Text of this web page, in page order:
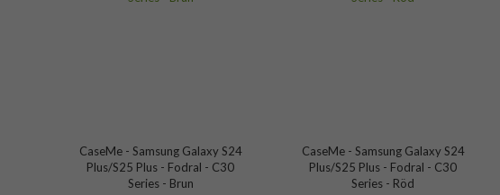
CaseMe - Samsung Galaxy S24
Plus/S25 Plus - Fodral - C30
Series - Brun
CaseMe - Samsung Galaxy S24
Plus/S25 Plus - Fodral - C30
Series - Röd